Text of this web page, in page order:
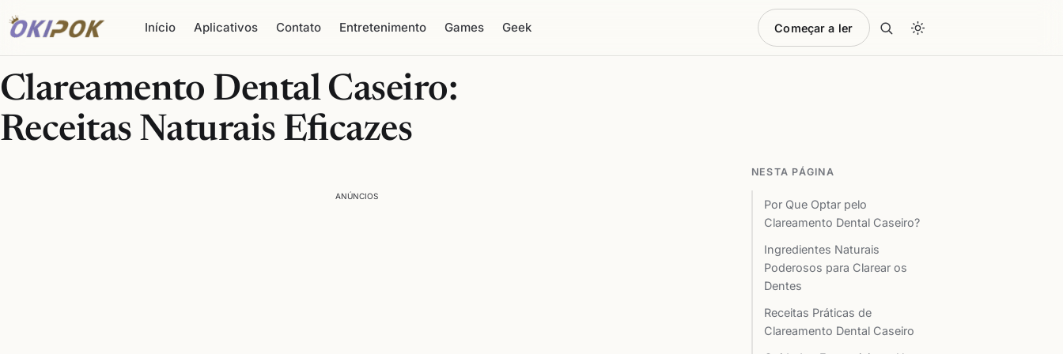
Início Aplicativos Contato Entretenimento Games Geek Começar a ler
Clareamento Dental Caseiro:
Receitas Naturais Eficazes
ANÚNCIOS
NESTA PÁGINA
Por Que Optar pelo
Clareamento Dental Caseiro?
Ingredientes Naturais
Poderosos para Clarear os
Dentes
Receitas Práticas de
Clareamento Dental Caseiro